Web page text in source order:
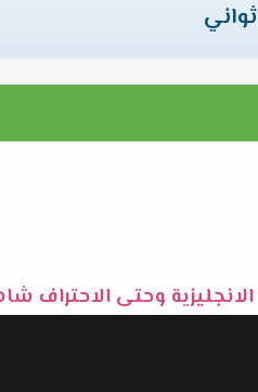
ثواني
وحتى الاحتراف